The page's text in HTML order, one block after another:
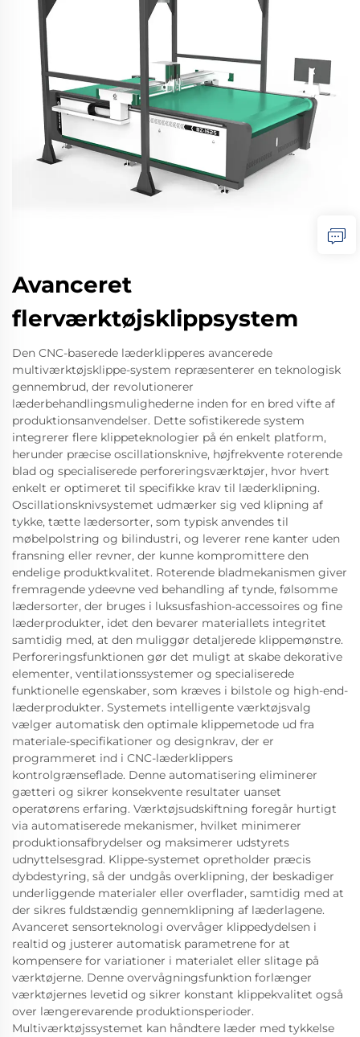
Avanceret
flerværktøjsklippsystem
Den CNC-baserede læderklipperes avancerede
multiværktøjsklippe-system repræsenterer en teknologisk
gennembrud, der revolutionerer
læderbehandlingsmulighederne inden for en bred vifte af
produktionsanvendelser. Dette sofistikerede system
integrerer flere klippeteknologier på én enkelt platform,
herunder præcise oscillationsknive, højfrekvente roterende
blad og specialiserede perforeringsværktøjer, hvor hvert
enkelt er optimeret til specifikke krav til læderklipning.
Oscillationsknivsystemet udmærker sig ved klipning af
tykke, tætte lædersorter, som typisk anvendes til
møbelpolstring og bilindustri, og leverer rene kanter uden
fransning eller revner, der kunne kompromittere den
endelige produktkvalitet. Roterende bladmekanismen giver
fremragende ydeevne ved behandling af tynde, følsomme
lædersorter, der bruges i luksusfashion-accessoires og fine
læderprodukter, idet den bevarer materiallets integritet
samtidig med, at den muliggør detaljerede klippemønstre.
Perforeringsfunktionen gør det muligt at skabe dekorative
elementer, ventilationssystemer og specialiserede
funktionelle egenskaber, som kræves i bilstole og high-end-
læderprodukter. Systemets intelligente værktøjsvalg
vælger automatisk den optimale klippemetode ud fra
materiale-specifikationer og designkrav, der er
programmeret ind i CNC-læderklippers
kontrolgrænseflade. Denne automatisering eliminerer
gætteri og sikrer konsekvente resultater uanset
operatørens erfaring. Værktøjsudskiftning foregår hurtigt
via automatiserede mekanismer, hvilket minimerer
produktionsafbrydelser og maksimerer udstyrets
udnyttelsesgrad. Klippe-systemet opretholder præcis
dybdestyring, så der undgås overklipning, der beskadiger
underliggende materialer eller overflader, samtidig med at
der sikres fuldstændig gennemklipning af læderlagene.
Avanceret sensorteknologi overvåger klippedydelsen i
realtid og justerer automatisk parametrene for at
kompensere for variationer i materialet eller slitage på
værktøjerne. Denne overvågningsfunktion forlænger
værktøjernes levetid og sikrer konstant klippekvalitet også
over længerevarende produktionsperioder.
Multiværktøjssystemet kan håndtere læder med tykkelse